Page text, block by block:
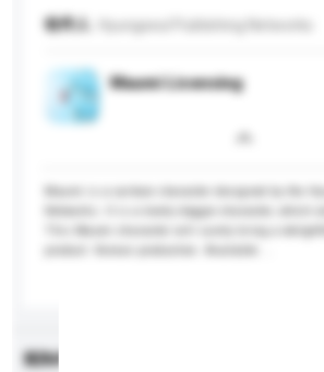
收件人
Maumi Licensing
Networks. It is a lovely doggie character, which
查詢內容